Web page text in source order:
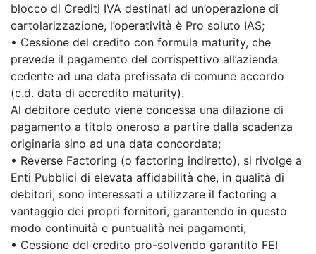
blocco di Crediti IVA destinati ad un’operazione di
cartolarizzazione, l’operatività è Pro soluto IAS;
• Cessione del credito con formula maturity, che
prevede il pagamento del corrispettivo all’azienda
cedente ad una data prefissata di comune accordo
(c.d. data di accredito maturity).
Al debitore ceduto viene concessa una dilazione di
pagamento a titolo oneroso a partire dalla scadenza
originaria sino ad una data concordata;
• Reverse Factoring (o factoring indiretto), si rivolge a
Enti Pubblici di elevata affidabilità che, in qualità di
debitori, sono interessati a utilizzare il factoring a
vantaggio dei propri fornitori, garantendo in questo
modo continuità e puntualità nei pagamenti;
• Cessione del credito pro-solvendo garantito FEI